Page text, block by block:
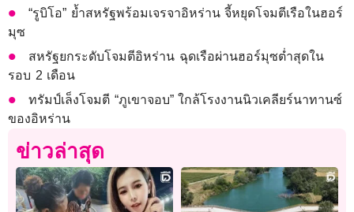
“รูบิโอ” ย้ำสหรัฐพร้อมเจรจาอิหร่าน จี้หยุดโจมตีเรือในฮอร์
มุซ
สหรัฐยกระดับโจมตีอิหร่าน ฉุดเรือผ่านฮอร์มุซต่ำสุดใน
รอบ 2 เดือน
ทรัมป์เล็งโจมตี “ภูเขาจอบ” ใกล้โรงงานนิวเคลียร์นาทานซ์
ของอิหร่าน
ข่าวล่าสุด